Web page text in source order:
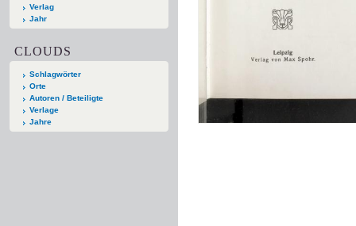
Verlag
Jahr
CLOUDS
Schlagwörter
Orte
Autoren / Beteiligte
Verlage
Jahre